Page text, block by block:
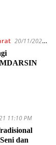
20/11/2021
11:10 PM
dan